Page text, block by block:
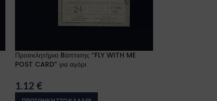
Προσκλητήριο Bάπτισης “FLY WITH ME
POST CARD” για αγόρι
1.12 €